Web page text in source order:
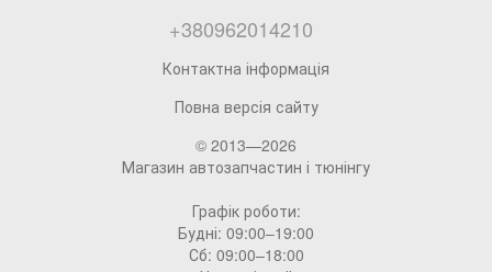
+380962014210
Контактна інформація
Повна версія сайту
© 2013—2026
Магазин автозапчастин і тюнінгу
Графік роботи:
Будні: 09:00–19:00
Сб: 09:00–18:00